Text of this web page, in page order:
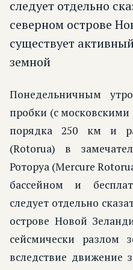
следует отдельно
северном острове
существует
земной
Понедельничным
пробки (с
порядка 250 км и
(Rotorua) в
Роторуа (Mercure
бассейном и
следует отдельно
острове Новой
сейсмически разлом
вследствие движение